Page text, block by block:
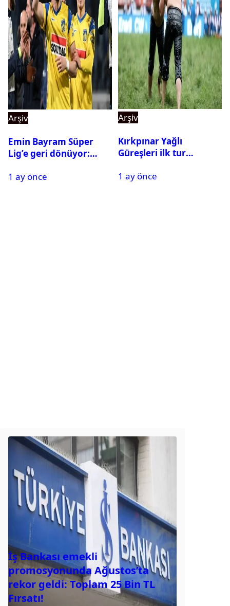
Arşiv
Emin Bayram Süper
Lig’e geri dönüyor:
1 ay önce
Arşiv
Kırkpınar Yağlı
Güreşleri ilk tur
2. tura geçen
1 ay önce
İş Bankası emekli
promosyonunda Ağustos’ta
rekor geldi: Toplam 25 Bin TL
Fırsatı!